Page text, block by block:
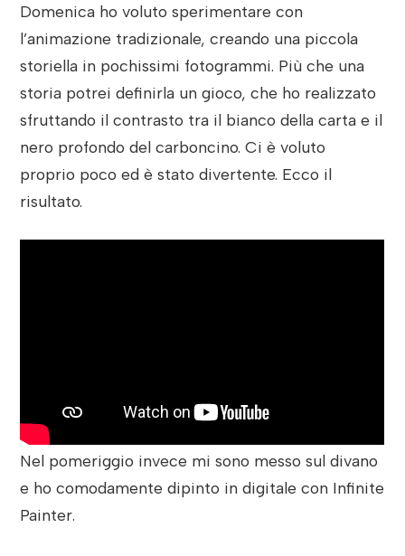
Domenica ho voluto sperimentare con
l’animazione tradizionale, creando una piccola
storiella in pochissimi fotogrammi. Più che una
storia potrei definirla un gioco, che ho realizzato
sfruttando il contrasto tra il bianco della carta e il
nero profondo del carboncino. Ci è voluto
proprio poco ed è stato divertente. Ecco il
risultato.
Nel pomeriggio invece mi sono messo sul divano
e ho comodamente dipinto in digitale con Infinite
Painter.